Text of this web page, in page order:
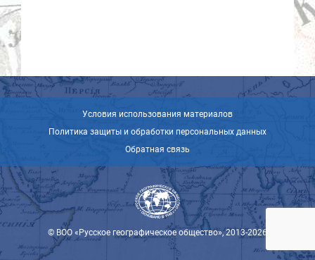
Условия использования материалов
Политика защиты и обработки персональных данных
Обратная связь
© ВОО «Русское географическое общество», 2013-2026